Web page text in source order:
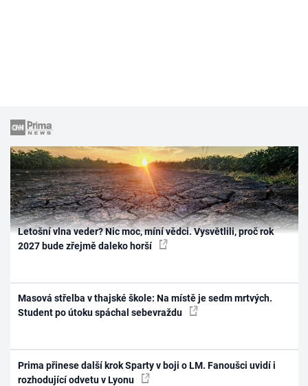
Letošní vlna veder? Nic moc, míní vědci. Vysvětlili, proč rok
2027 bude zřejmě daleko horší
Masová střelba v thajské škole: Na místě je sedm mrtvých.
Student po útoku spáchal sebevraždu
Prima přinese další krok Sparty v boji o LM. Fanoušci uvidí i
rozhodující odvetu v Lyonu